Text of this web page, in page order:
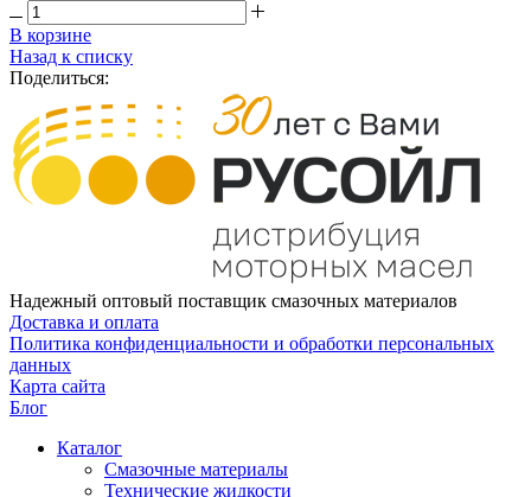
В корзине
Назад к списку
Поделиться:
Надежный оптовый поставщик смазочных материалов
Доставка и оплата
Политика конфиденциальности и обработки персональных
данных
Карта сайта
Блог
Каталог
Смазочные материалы
Технические жидкости